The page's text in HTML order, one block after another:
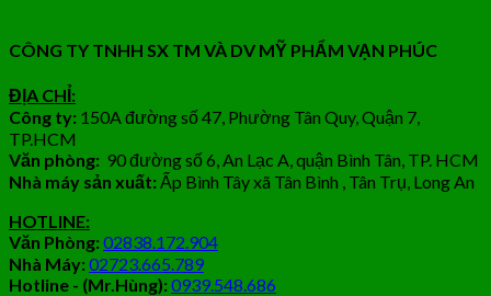
CÔNG TY TNHH SX TM VÀ DV MỸ PHẨM VẠN PHÚC
ĐỊA CHỈ:
Công ty: 150A đường số 47, Phường Tân Quy, Quận 7,
TP.HCM
Văn phòng: 90 đường số 6, An Lạc A, quận Bình Tân, TP. HCM
Nhà máy sản xuất:Ấp Bình Tây xã Tân Bình , Tân Trụ, Long An
HOTLINE:
Văn Phòng:02838.172.904
Nhà Máy:02723.665.789
Hotline - (Mr.Hùng):0939.548.686